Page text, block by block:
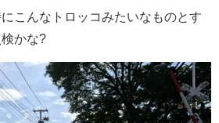
こんなトロッコみたいなものとす
かな?